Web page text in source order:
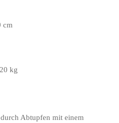
cm
kg
Abtupfen mit einem